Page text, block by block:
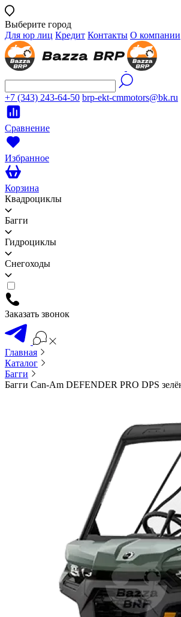
Выберите город
Для юр лиц Кредит Контакты О компании
+7 (343) 243-64-50 brp-ekt-cmmotors@bk.ru
Сравнение
Избранное
Корзина
Квадроциклы
Багги
Гидроциклы
Снегоходы
Заказать звонок
Главная
Каталог
Багги
Багги Can-Am DEFENDER PRO DPS